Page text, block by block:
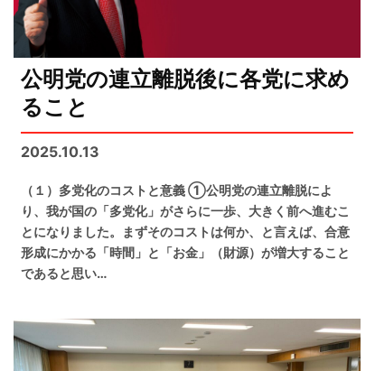
公明党の連立離脱後に各党に求め
ること
2025.10.13
（１）多党化のコストと意義 ①公明党の連立離脱によ
り、我が国の「多党化」がさらに一歩、大きく前へ進むこ
とになりました。まずそのコストは何か、と言えば、合意
形成にかかる「時間」と「お金」（財源）が増大すること
であると思い…